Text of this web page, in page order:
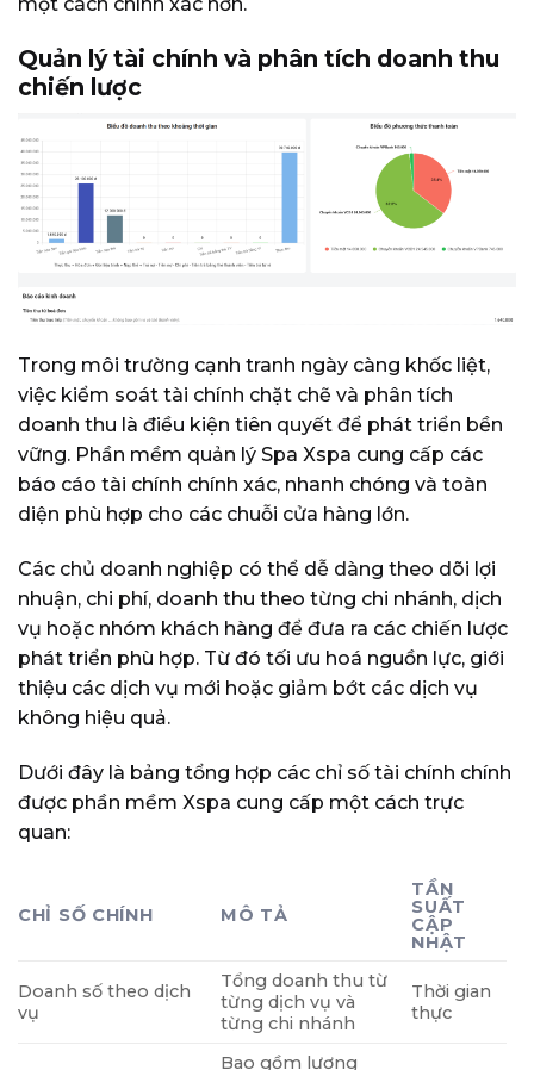
Quản lý tài chính và phân tích doanh thu
chiến lược
Trong môi trường cạnh tranh ngày càng khốc liệt,
việc kiểm soát tài chính chặt chẽ và phân tích
doanh thu là điều kiện tiên quyết để phát triển bền
vững. Phần mềm quản lý Spa Xspa cung cấp các
báo cáo tài chính chính xác, nhanh chóng và toàn
diện phù hợp cho các chuỗi cửa hàng lớn.
Các chủ doanh nghiệp có thể dễ dàng theo dõi lợi
nhuận, chi phí, doanh thu theo từng chi nhánh, dịch
vụ hoặc nhóm khách hàng để đưa ra các chiến lược
phát triển phù hợp. Từ đó tối ưu hoá nguồn lực, giới
thiệu các dịch vụ mới hoặc giảm bớt các dịch vụ
không hiệu quả.
Dưới đây là bảng tổng hợp các chỉ số tài chính chính
được phần mềm Xspa cung cấp một cách trực
quan:
CHỈ SỐ CHÍNH MÔ TẢ
TẦN
SUẤT
CẬP
NHẬT
Doanh số theo dịch
vụ
Tổng doanh thu từ
từng dịch vụ và
từng chi nhánh
Thời gian
thực
Bao gồm lương